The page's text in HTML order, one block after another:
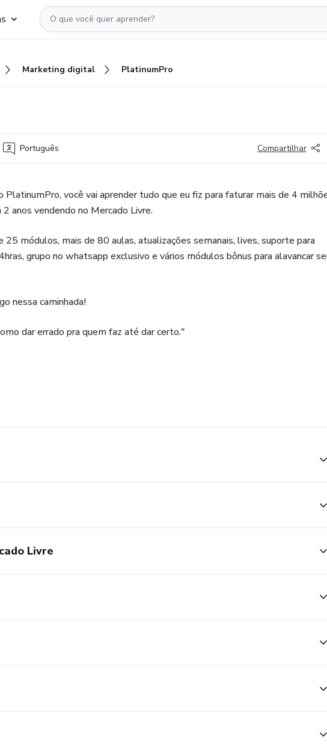
Marketing digital PlatinumPro
Português Compartilhar
PlatinumPro, você vai aprender tudo que eu fiz para faturar mais de 4
2 anos vendendo no Mercado Livre.
25 módulos, mais de 80 aulas, atualizações semanais, lives, suporte para
grupo no whatsapp exclusivo e vários módulos bônus para alavancar
nessa caminhada!
dar errado pra quem faz até dar certo."
Livre